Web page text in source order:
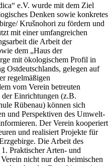
e.V. wurde mit dem Ziel
Denken sowie konkretes
Krušnohori zu fördern und
mit einer umfangreichen
die Arbeit der
dem „Haus der
mit ökologischem Profil in
Ostdeutschlands, gelegen auf
regelmäßigen
vom Verein betreuten
der Einrichtungen (z.B.
Rübenau) können sich
und Perspektiven des Umwelt-
Der Verein kooperiert
und realisiert Projekte für
Die Arbeit des
Praktischer Arten- und
nicht nur den heimischen